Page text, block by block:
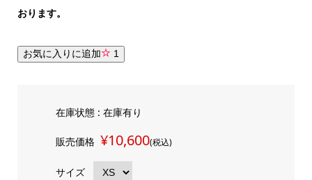
おります。
お気に入りに追加 1
在庫状態 : 在庫有り
販売価格 ¥10,600(税込)
サイズ